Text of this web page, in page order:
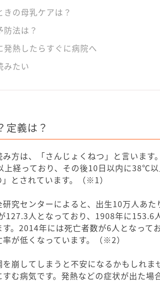
きの母乳ケアは？
防法は？
発熱したらすぐに病院へ
みたい
定義は？
み方は、「さんじょくねつ」と言います
上経っており、その後10日以内に38℃
とされています。（※1）
究センターによると、出生10万人あ
127.3人となっており、1908年に153.6
。2014年には死亡者数が6人となって
が低くなっています。（※2）
崩してしまうと不安になるかもしれま
すむ病気です。発熱などの症状が出た場